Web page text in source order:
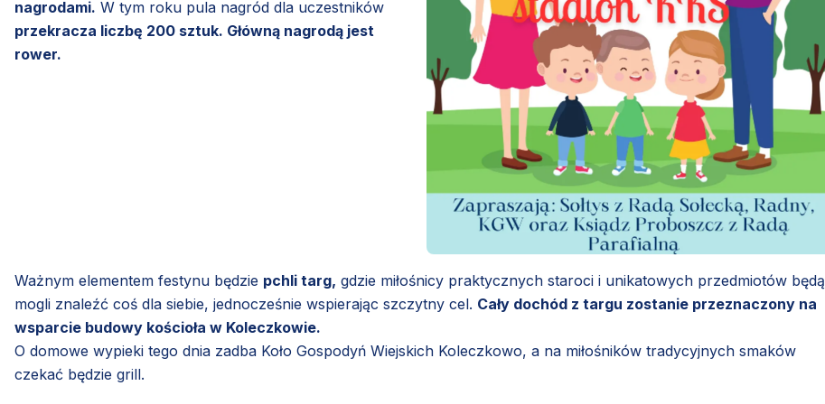
nagrodami. W tym roku pula nagród dla uczestników
przekracza liczbę 200 sztuk. Główną nagrodą jest
rower.
Ważnym elementem festynu będzie pchli targ, gdzie miłośnicy praktycznych staroci i unikatowych przedmiotów będą
mogli znaleźć coś dla siebie, jednocześnie wspierając szczytny cel. Cały dochód z targu zostanie przeznaczony na
wsparcie budowy kościoła w Koleczkowie.
O domowe wypieki tego dnia zadba Koło Gospodyń Wiejskich Koleczkowo, a na miłośników tradycyjnych smaków
czekać będzie grill.